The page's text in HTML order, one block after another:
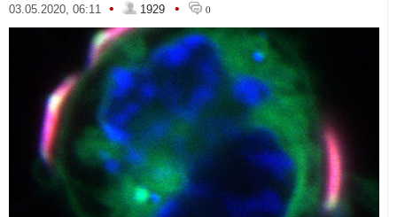
03.05.2020, 06:11 • 1929 • 0